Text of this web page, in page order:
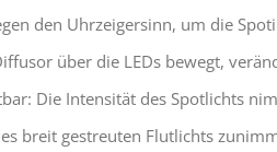
den Uhrzeigersinn, um die
über die LEDs bewegt,
Die Intensität des Spotlichts
breit gestreuten Flutlichts